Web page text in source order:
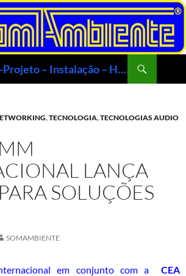
Som Ambiente®-Projeto – Instalação – Home Theater – Automação- Multimídia Veículos
,TECNOLOGIA,TECNOLOGIAS AUDIO
LANÇA
SOLUÇÕES
SOMAMBIENTE
em conjunto com a CEA